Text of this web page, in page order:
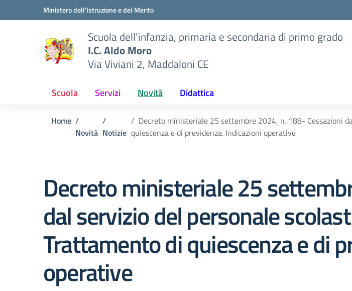
Vai ai contenuti
Vai al menu di navigazioneMinistero dell'Istruzione e del Merito
Scuola dell’infanzia, primaria e secondaria di primo grado
I.C. Aldo Moro
Via Viviani 2, Maddaloni CE
Scuola Servizi Novità Didattica
Home
Novità Notizie
Decreto ministeriale 25 settembre 2024, n. 188- Cessazioni
quiescenza e di previdenza. Indicazioni operative
Decreto ministeriale 25
dal servizio del personale
Trattamento di quiescenza e di
operative